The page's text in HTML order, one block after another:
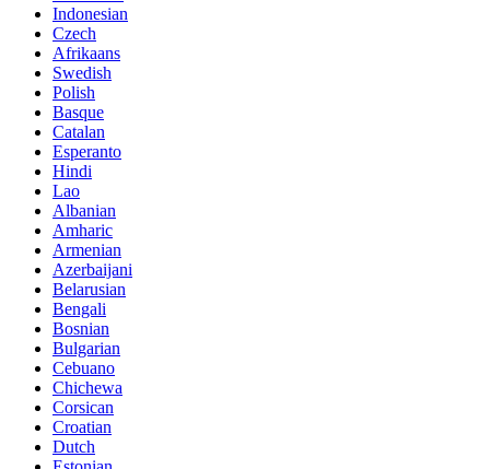
Indonesian
Czech
Afrikaans
Swedish
Polish
Basque
Catalan
Esperanto
Hindi
Lao
Albanian
Amharic
Armenian
Azerbaijani
Belarusian
Bengali
Bosnian
Bulgarian
Cebuano
Chichewa
Corsican
Croatian
Dutch